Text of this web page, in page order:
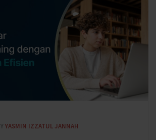
YASMIN IZZATUL JANNAH